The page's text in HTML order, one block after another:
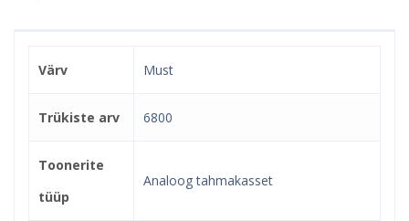
Värv Must
Trükiste arv 6800
Toonerite
tüüp
Analoog tahmakasset